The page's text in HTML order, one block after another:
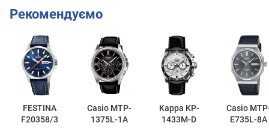
Рекомендуємо
FESTINA
F20358/3
Casio MTP-
1375L-1A
Kappa KP-
1433M-D
Casio
E735L-8A